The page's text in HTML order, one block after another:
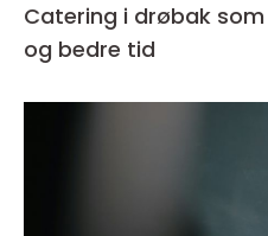
Catering i drøbak
og bedre tid